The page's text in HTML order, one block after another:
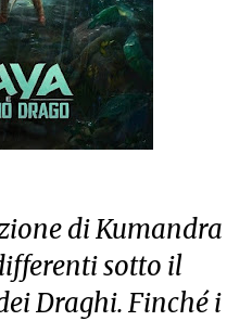
di Kumandra
sotto il
Draghi. Finché i